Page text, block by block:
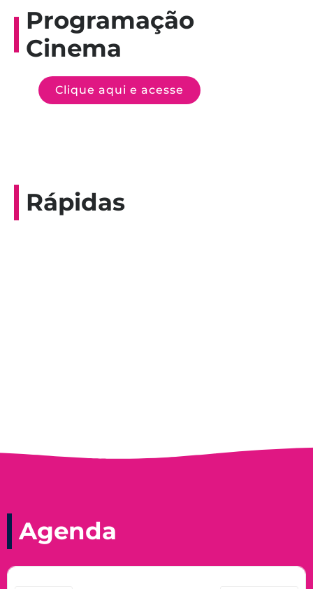
Programação
Cinema
Clique aqui e acesse
Rápidas
Agenda